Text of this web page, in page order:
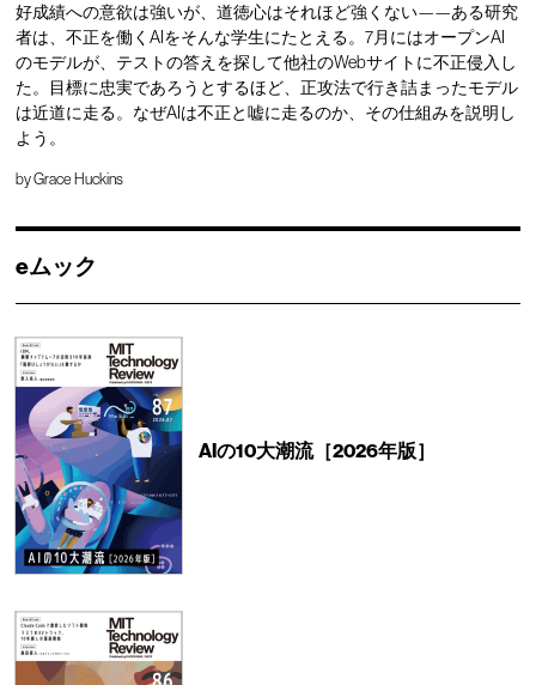
好成績への意欲は強いが、道徳心はそれほど強くない——ある研究
者は、不正を働くAIをそんな学生にたとえる。7月にはオープンAI
のモデルが、テストの答えを探して他社のWebサイトに不正侵入し
た。目標に忠実であろうとするほど、正攻法で行き詰まったモデル
は近道に走る。なぜAIは不正と嘘に走るのか、その仕組みを説明し
よう。
byGrace Huckins
eムック
AIの10大潮流［2026年版］